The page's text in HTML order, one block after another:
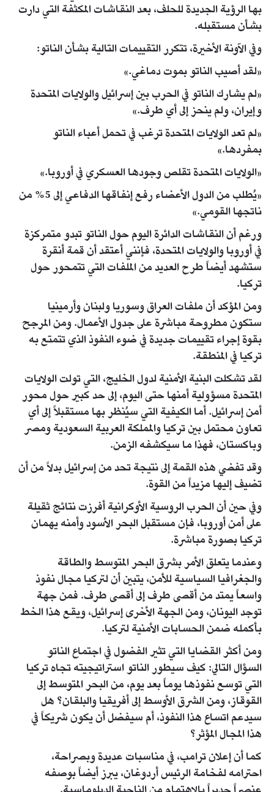
بها الرؤية الجديدة للحلف، بعد النقاشات المكثفة التي دارت
بشأن مستقبله.
وفي الآونة الأخيرة، تتكرر التقييمات التالية بشأن الناتو:
«لقد أصيب الناتو بموت دماغي.»
«لم يشارك الناتو في الحرب بين إسرائيل والولايات المتحدة
وإيران، ولم ينحز إلى أي طرف.»
«لم تعد الولايات المتحدة ترغب في تحمل أعباء الناتو
بمفردها.»
«الولايات المتحدة تقلص وجودها العسكري في أوروبا.»
«يُطلب من الدول الأعضاء رفع إنفاقها الدفاعي إلى 5% من
ناتجها القومي.»
ورغم أن النقاشات الدائرة اليوم حول الناتو تبدو متمركزة
في أوروبا والولايات المتحدة، فإنني أعتقد أن قمة أنقرة
ستشهد أيضاً طرح العديد من الملفات التي تتمحور حول
تركيا.
ومن المؤكد أن ملفات العراق وسوريا ولبنان وأرمينيا
ستكون مطروحة مباشرة على جدول الأعمال. ومن المرجح
بقوة إجراء تقييمات جديدة في ضوء النفوذ الذي تتمتع به
تركيا في المنطقة.
لقد تشكلت البنية الأمنية لدول الخليج، التي تولت الولايات
المتحدة مسؤولية أمنها حتى اليوم، إلى حد كبير حول محور
أمن إسرائيل. أما الكيفية التي سيُنظر بها مستقبلاً إلى أي
تعاون محتمل بين تركيا والمملكة العربية السعودية ومصر
وباكستان، فهذا ما سيكشفه الزمن.
وقد تفضي هذه القمة إلى نتيجة تحد من إسرائيل بدلاً من أن
تضيف إليها مزيداً من القوة.
وفي حين أن الحرب الروسية الأوكرانية أفرزت نتائج ثقيلة
على أمن أوروبا، فإن مستقبل البحر الأسود وأمنه يهمان
تركيا بصورة مباشرة.
وعندما يتعلق الأمر بشرق البحر المتوسط والطاقة
والجغرافيا السياسية للأمن، يتبين أن لتركيا مجال نفوذ
واسعاً يمتد من أقصى طرف إلى أقصى طرف. فمن جهة
توجد اليونان، ومن الجهة الأخرى إسرائيل، ويقع هذا الخط
بأكمله ضمن الحسابات الأمنية لتركيا.
ومن أكثر القضايا التي تثير الفضول في اجتماع الناتو
السؤال التالي: كيف سيطور الناتو استراتيجيته تجاه تركيا
التي توسع نفوذها يوماً بعد يوم، من البحر المتوسط إلى
القوقاز، ومن الشرق الأوسط إلى أفريقيا والبلقان؟ هل
سيدعم اتساع هذا النفوذ، أم سيفضل أن يكون شريكاً في
هذا المجال المؤثر؟
كما أن إعلان ترامب، في مناسبات عديدة وبصراحة،
احترامه لفخامة الرئيس أردوغان، يبرز أيضاً بوصفه